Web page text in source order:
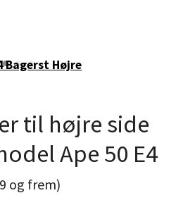
Bagerst Højre
til højre side
Ape 50 E4
og frem)